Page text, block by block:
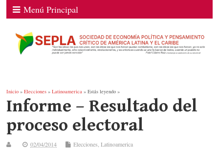
Menú Principal
Inicio »Elecciones »Latinoamerica » Estás leyendo »
Informe – Resultado del
proceso electoral
02/04/2014 Elecciones,Latinoamerica